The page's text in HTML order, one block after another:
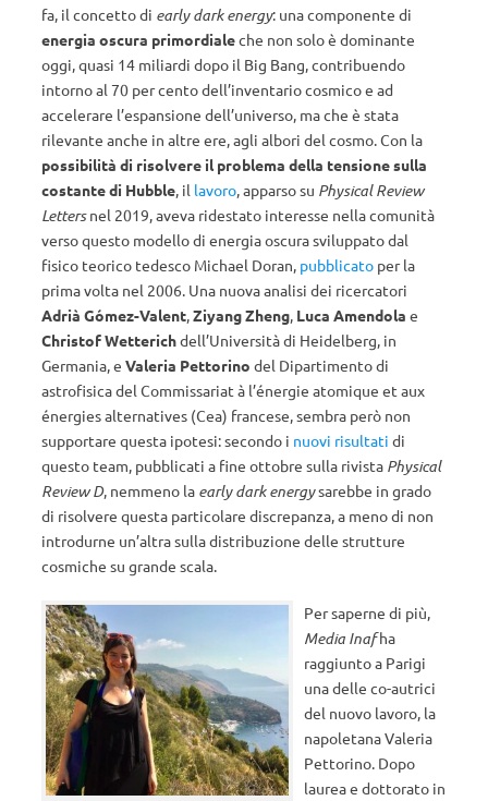
fa, il concetto di early dark energy: una componente di
energia oscura primordialeche non solo è dominante
oggi, quasi 14 miliardi dopo il Big Bang, contribuendo
intorno al 70 per cento dell’inventario cosmico e ad
accelerare l’espansione dell’universo, ma che è stata
rilevante anche in altre ere, agli albori del cosmo. Con la
possibilità di risolvere il problema della tensione sulla
costante di Hubble, il lavoro, apparso su Physical Review
Lettersnel 2019, aveva ridestato interesse nella comunità
verso questo modello di energia oscura sviluppato dal
fisico teorico tedesco Michael Doran, pubblicato per la
prima volta nel 2006. Una nuova analisi dei ricercatori
Adrià Gómez-Valent,Ziyang Zheng, Luca Amendola e
Christof Wetterichdell’Università di Heidelberg, in
Germania, e Valeria Pettorino del Dipartimento di
astrofisica del Commissariat à l’énergie atomique et aux
énergies alternatives (Cea) francese, sembra però non
supportare questa ipotesi: secondo i nuovi risultati di
questo team, pubblicati a fine ottobre sulla rivista Physical
Review D, nemmeno la early dark energysarebbe in grado
di risolvere questa particolare discrepanza, a meno di non
introdurne un’altra sulla distribuzione delle strutture
cosmiche su grande scala.
Per saperne di più,
Media Inafha
raggiunto a Parigi
una delle co-autrici
del nuovo lavoro, la
napoletana Valeria
Pettorino. Dopo
laurea e dottorato in